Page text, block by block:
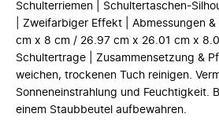
Schulterriemen | Schultertaschen-
| Zweifarbiger Effekt | Abmessungen
cm x 8 cm / 26.97 cm x 26.01 cm x
Schultertrage | Zusammensetzung &
weichen, trockenen Tuch reinigen.
Sonneneinstrahlung und Feuchtigkeit.
einem Staubbeutel aufbewahren.